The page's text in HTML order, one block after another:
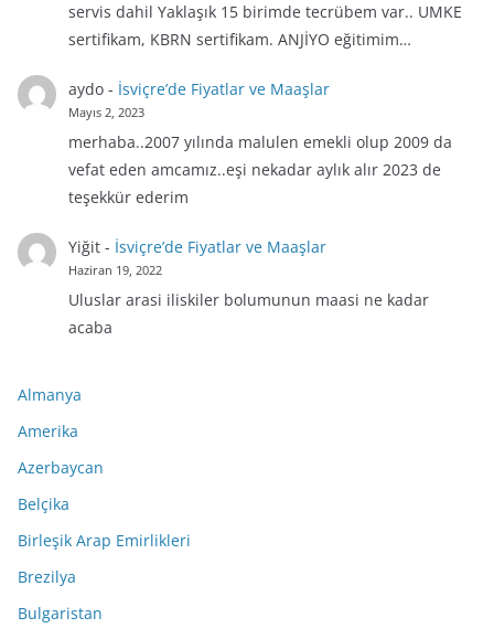
servis dahil Yaklaşık 15 birimde tecrübem var.. UMKE
sertifikam, KBRN sertifikam. ANJİYO eğitimim…
aydo- İsviçre’de Fiyatlar ve Maaşlar
Mayıs 2, 2023
merhaba..2007 yılında malulen emekli olup 2009 da
vefat eden amcamız..eşi nekadar aylık alır 2023 de
teşekkür ederim
Yiğit- İsviçre’de Fiyatlar ve Maaşlar
Haziran 19, 2022
Uluslar arasi iliskiler bolumunun maasi ne kadar
acaba
Almanya
Amerika
Azerbaycan
Belçika
Birleşik Arap Emirlikleri
Brezilya
Bulgaristan